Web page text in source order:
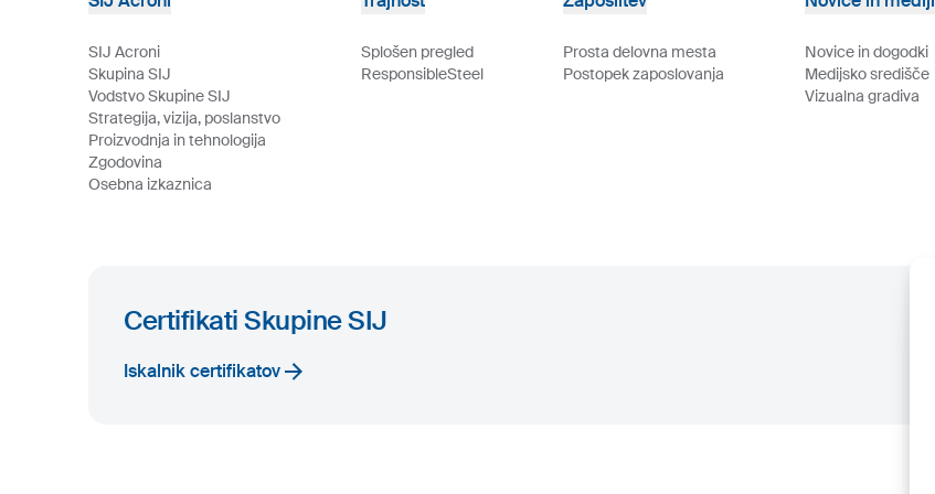
SIJ Acroni
Skupina SIJ
Vodstvo Skupine SIJ
Strategija, vizija, poslanstvo
Proizvodnja in tehnologija
Zgodovina
Osebna izkaznica
Splošen pregled
ResponsibleSteel
Prosta delovna mesta
Postopek zaposlovanja
Novice in dogodki
Medijsko središče
Vizualna gradiva
Certifikati Skupine SIJ
Iskalnik certifikatov